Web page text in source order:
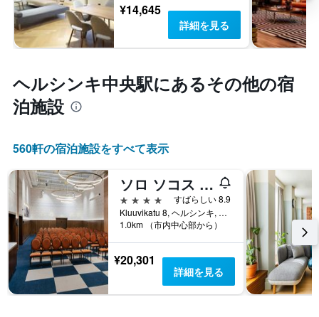
¥14,645
詳細を見る
ヘルシンキ中央駅​にあるその他の宿
泊施設
560​軒の宿泊施設をすべて表示
ソロ ソコス ホテル ヘルシンキ
4つ星
すばらしい 8.9
Kluuvikatu 8, ヘルシンキ, Uusimaa, フィンランド
1.0km （市内中心部から）
¥20,301
詳細を見る